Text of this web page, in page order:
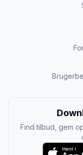
Find tilbud, gem